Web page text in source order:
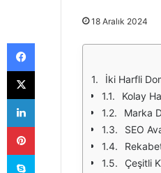
18 Aralık 2024
İki Harfli
Kolay
Marka
SEO
Çeşitli
Facebook
X
LinkedIn
Pinterest
Skype